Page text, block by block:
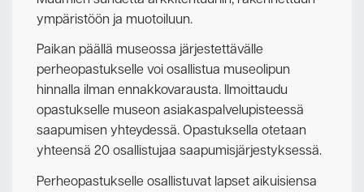
ympäristöön ja muotoiluun.
Paikan päällä museossa järjestettävälle
perheopastukselle voi osallistua museolipun
hinnalla ilman ennakkovarausta. Ilmoittaudu
opastukselle museon asiakaspalvelupisteessä
saapumisen yhteydessä. Opastuksella otetaan
yhteensä 20 osallistujaa saapumisjärjestyksessä.
Perheopastukselle osallistuvat lapset aikuisiensa